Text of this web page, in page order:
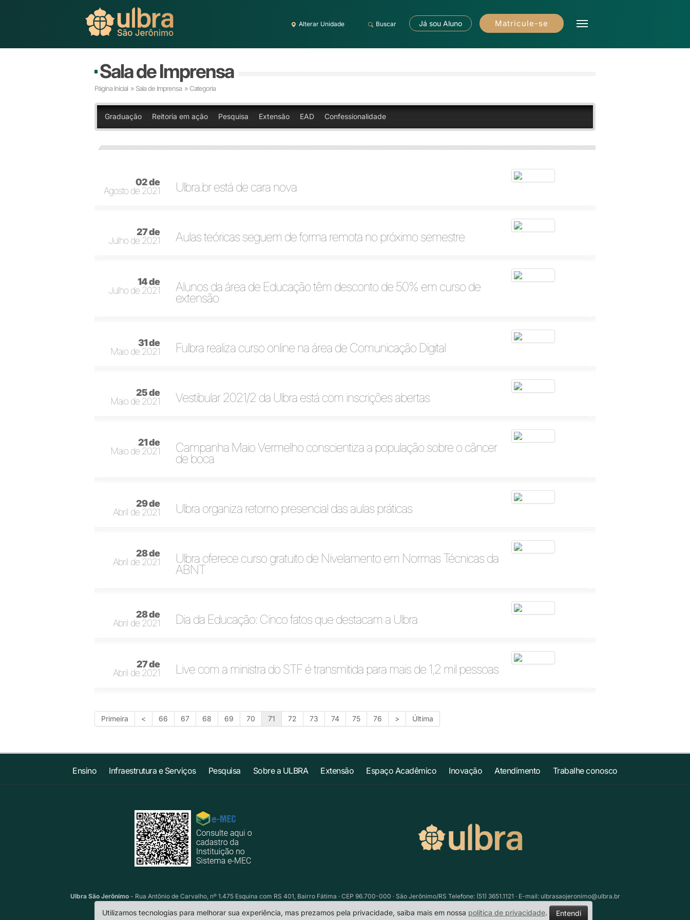
Alterar Unidade Buscar Já sou Aluno Matricule-se
Sala de Imprensa
Página Inicial » Sala de Imprensa » Categoria
Graduação Reitoria em ação Pesquisa Extensão EAD Confessionalidade
02 de
Agosto de 2021
Ulbra.br está de cara nova
27 de
Julho de 2021
Aulas teóricas seguem de forma remota no próximo semestre
14 de
Julho de 2021
Alunos da área de Educação têm desconto de 50% em curso de
extensão
31 de
Maio de 2021
Fulbra realiza curso online na área de Comunicação Digital
25 de
Maio de 2021
Vestibular 2021/2 da Ulbra está com inscrições abertas
21 de
Maio de 2021
Campanha Maio Vermelho conscientiza a população sobre o câncer
de boca
29 de
Abril de 2021
Ulbra organiza retorno presencial das aulas práticas
28 de
Abril de 2021
Ulbra oferece curso gratuito de Nivelamento em Normas Técnicas da
ABNT
28 de
Abril de 2021
Dia da Educação: Cinco fatos que destacam a Ulbra
27 de
Abril de 2021
Live com a ministra do STF é transmitida para mais de 1,2 mil pessoas
Primeira < 66 67 68 69 70 71 72 73 74 75 76 > Última
Ensino Infraestrutura e Serviços Pesquisa Sobre a ULBRA Extensão Espaço Acadêmico Inovação Atendimento Trabalhe conosco
Ulbra São Jerônimo- Rua Antônio de Carvalho, nº 1.475 Esquina com RS 401, Bairro Fátima · CEP 96.700-000 · São Jerônimo/RS Telefone: (51) 3651.1121 · E-mail: ulbrasaojeronimo@ulbra.br
Utilizamos tecnologias para melhorar sua experiência, mas prezamos pela privacidade, saiba mais em nossa política de privacidade. Entendi